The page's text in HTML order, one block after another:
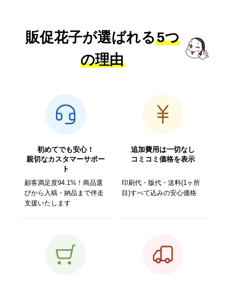
販促花子が選ばれる5つ
の理由
初めてでも安心！
親切なカスタマーサポー
ト
顧客満足度94.1%！商品選
びから入稿・納品まで伴走
支援いたします
追加費用は一切なし
コミコミ価格を表示
印刷代・版代・送料(1ヶ所
目)すべて込みの安心価格